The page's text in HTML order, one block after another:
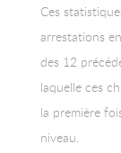
Ces
arrestations
des 12
laquelle ces
la première
niveau.